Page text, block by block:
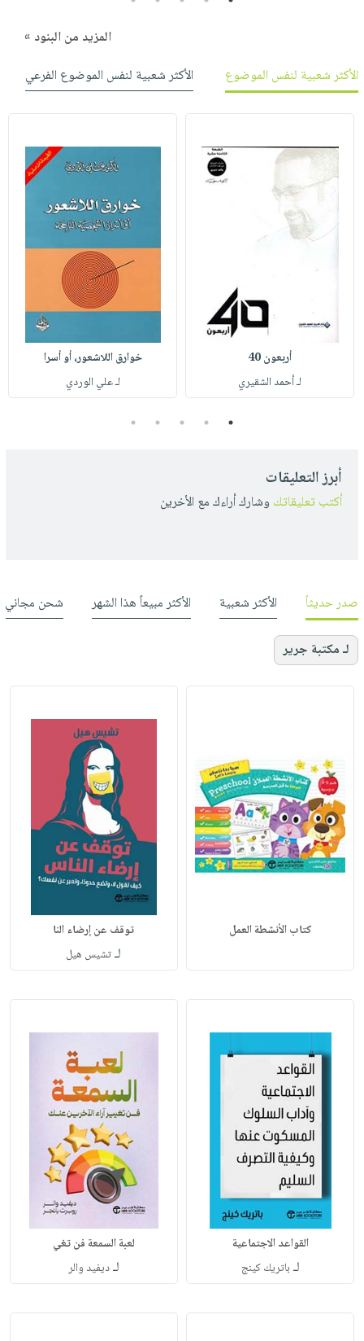
المزيد من البنود »
الأكثر شعبية لنفس الموضوع
الأكثر شعبية لنفس الموضوع الفرعي
أربعون 40
لـ أحمد الشقيري
خوارق اللاشعور، أو أسرا
لـ علي الوردي
1
2
3
4
5
أبرز التعليقات
أكتب تعليقاتك وشارك أراءك مع الأخرين
صدر حديثاً الأكثر شعبية الأكثر مبيعاً هذا الشهر شحن مجاني
لـ مكتبة جرير
كتاب الأنشطة العمل توقف عن إرضاء النا
لـتشيس هيل
القواعد الاجتماعية
لـ باتريك كينج
لعبة السمعة فن تغي
لـديفيد والر